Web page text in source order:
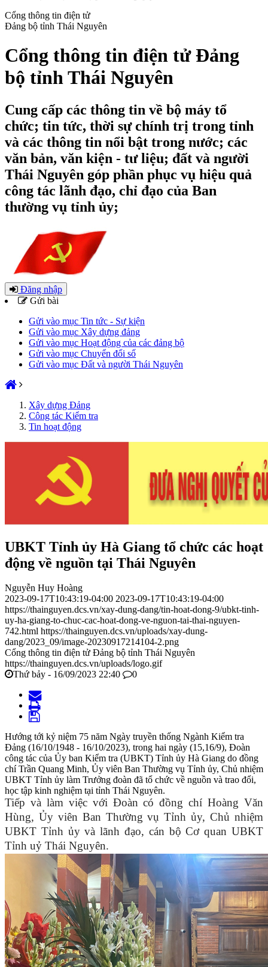
Cổng thông tin điện tử
Đảng bộ tỉnh Thái Nguyên
Cổng thông tin điện tử Đảng
bộ tỉnh Thái Nguyên
Cung cấp các thông tin về bộ máy tổ
chức; tin tức, thời sự chính trị trong tỉnh
và các thông tin nổi bật trong nước; các
văn bản, văn kiện - tư liệu; đất và người
Thái Nguyên góp phần phục vụ hiệu quả
công tác lãnh đạo, chỉ đạo của Ban
thường vụ tỉnh ủy;
Đăng nhập
Gửi bài
Gửi vào mục Tin tức - Sự kiện
Gửi vào mục Xây dựng đảng
Gửi vào mục Hoạt động của các đảng bộ
Gửi vào mục Chuyển đổi số
Gửi vào mục Đất và người Thái Nguyên
Xây dựng Đảng
Công tác Kiểm tra
Tin hoạt động
UBKT Tỉnh ủy Hà Giang tổ chức các hoạt
động về nguồn tại Thái Nguyên
Nguyễn Huy Hoàng
2023-09-17T10:43:19-04:00 2023-09-17T10:43:19-04:00
https://thainguyen.dcs.vn/xay-dung-dang/tin-hoat-dong-9/ubkt-tinh-
uy-ha-giang-to-chuc-cac-hoat-dong-ve-nguon-tai-thai-nguyen-
742.html https://thainguyen.dcs.vn/uploads/xay-dung-
dang/2023_09/image-20230917214104-2.png
Cổng thông tin điện tử Đảng bộ tỉnh Thái Nguyên
https://thainguyen.dcs.vn/uploads/logo.gif
Thứ bảy - 16/09/2023 22:40
0
Hướng tới kỷ niệm 75 năm Ngày truyền thống Ngành Kiểm tra
Đảng (16/10/1948 - 16/10/2023), trong hai ngày (15,16/9), Đoàn
công tác của Ủy ban Kiểm tra (UBKT) Tỉnh ủy Hà Giang do đồng
chí Trần Quang Minh, Ủy viên Ban Thường vụ Tỉnh ủy, Chủ nhiệm
UBKT Tỉnh ủy làm Trưởng đoàn đã tổ chức về nguồn và trao đổi,
học tập kinh nghiệm tại tỉnh Thái Nguyên.
Tiếp và làm việc với Đoàn có đồng chí Hoàng Văn
Hùng, Ủy viên Ban Thường vụ Tỉnh ủy, Chủ nhiệm
UBKT Tỉnh ủyvà lãnh đạo, cán bộ Cơ quan UBKT
Tỉnh uỷ Thái Nguyên.